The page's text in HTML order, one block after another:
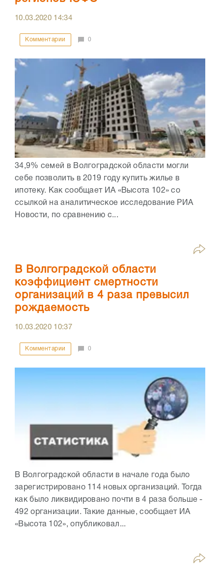
10.03.2020 14:34
Комментарии 0
34,9% семей в Волгоградской области могли
себе позволить в 2019 году купить жилье в
ипотеку. Как сообщает ИА «Высота 102» со
ссылкой на аналитическое исследование РИА
Новости, по сравнению с...
В Волгоградской области
коэффициент смертности
организаций в 4 раза превысил
рождаемость
10.03.2020 10:37
Комментарии 0
В Волгоградской области в начале года было
зарегистрировано 114 новых организаций. Тогда
как было ликвидировано почти в 4 раза больше -
492 организации. Такие данные, сообщает ИА
«Высота 102», опубликовал...